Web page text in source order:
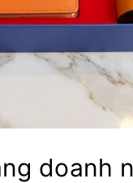
doanh